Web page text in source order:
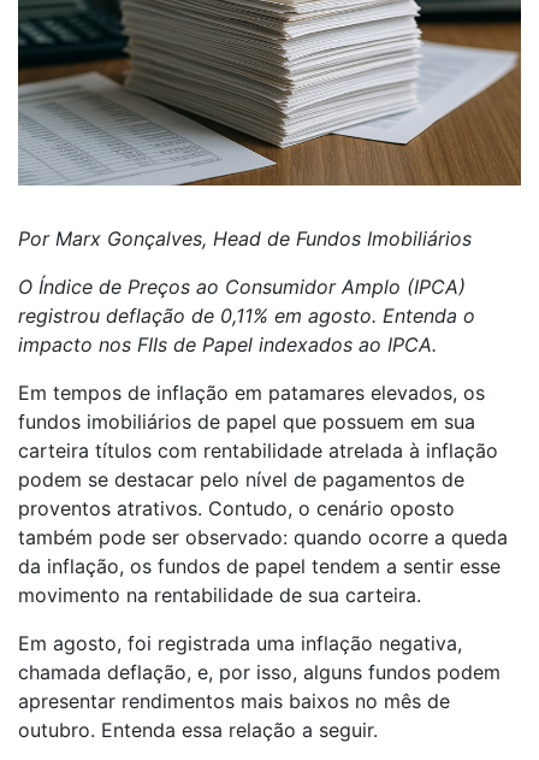
Por Marx Gonçalves, Head de Fundos Imobiliários
O Índice de Preços ao Consumidor Amplo (IPCA)
registrou deflação de 0,11% em agosto. Entenda o
impacto nos FIIs de Papel indexados ao IPCA.
Em tempos de inflação em patamares elevados, os
fundos imobiliários de papel que possuem em sua
carteira títulos com rentabilidade atrelada à inflação
podem se destacar pelo nível de pagamentos de
proventos atrativos. Contudo, o cenário oposto
também pode ser observado: quando ocorre a queda
da inflação, os fundos de papel tendem a sentir esse
movimento na rentabilidade de sua carteira.
Em agosto, foi registrada uma inflação negativa,
chamada deflação, e, por isso, alguns fundos podem
apresentar rendimentos mais baixos no mês de
outubro. Entenda essa relação a seguir.